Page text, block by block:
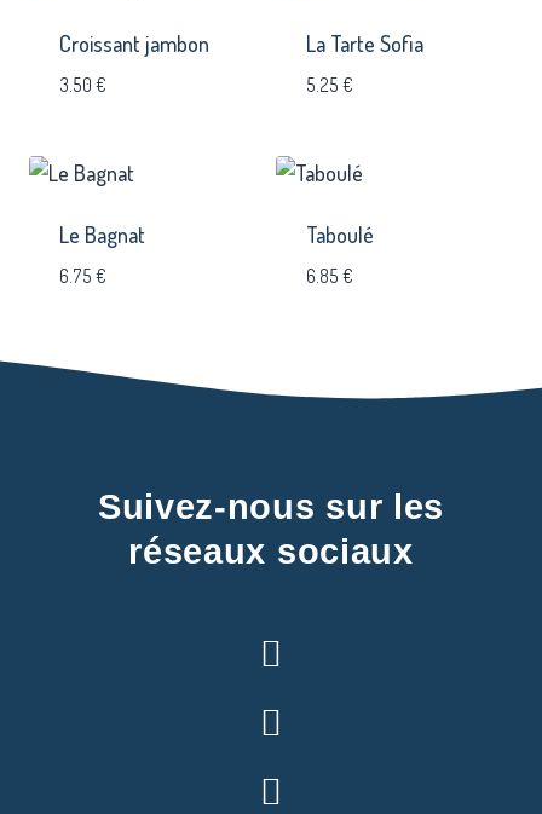
Croissant jambon
3.50 €
La Tarte Sofia
5.25 €
Le Bagnat
6.75 €
Taboulé
6.85 €
Suivez-nous sur les
réseaux sociaux